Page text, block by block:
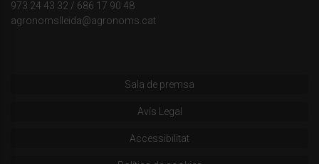
973 24 43 32 / 686 17 90 48
agronomslleida@agronoms.cat
Sala de premsa
Avís Legal
Accessibilitat